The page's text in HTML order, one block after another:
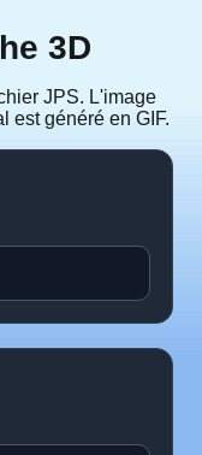
3D
JPS. L'image
est généré en GIF.